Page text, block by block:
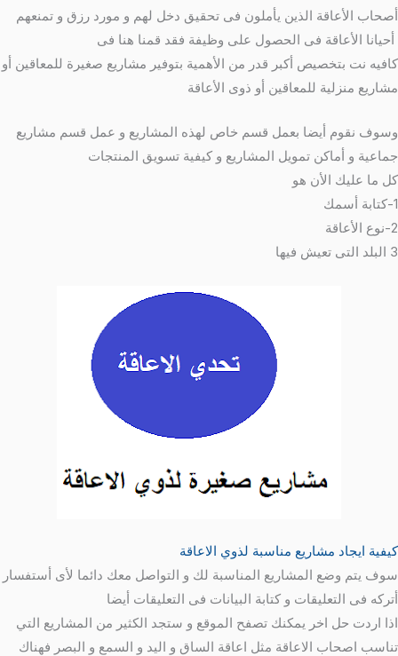
أصحاب الأعاقة الذين يأملون فى تحقيق دخل لهم و مورد رزق و تمنعهم
أحيانا الأعاقة فى الحصول على وظيفة فقد قمنا هنا فى
كافيه نت بتخصيص أكبر قدر من الأهمية بتوفير مشاريع صغيرة للمعاقين أو
مشاريع منزلية للمعاقين أو ذوى الأعاقة
وسوف نقوم أيضا بعمل قسم خاص لهذه المشاريع و عمل قسم مشاريع
جماعية و أماكن تمويل المشاريع و كيفية تسويق المنتجات
كل ما عليك الأن هو
1-كتابة أسمك
2-نوع الأعاقة
3 البلد التى تعيش فيها
كيفية ايجاد مشاريع مناسبة لذوي الاعاقة
سوف يتم وضع المشاريع المناسبة لك و التواصل معك دائما لأى أستفسار
أتركه فى التعليقات و كتابة البيانات فى التعليقات أيضا
اذا اردت حل اخر يمكنك تصفح الموقع و ستجد الكثير من المشاريع التي
تناسب اصحاب الاعاقة مثل اعاقة الساق و اليد و السمع و البصر فهناك